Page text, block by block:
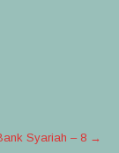
Syariah – 8 →